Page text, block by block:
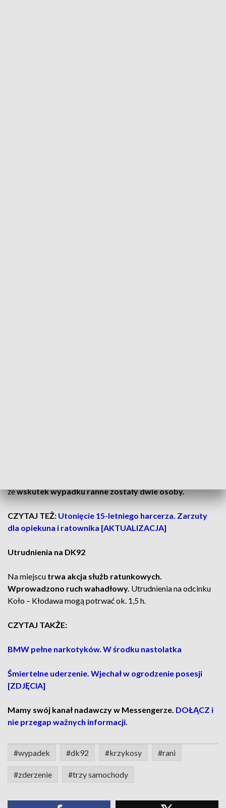
żewskutek wypadku ranne zostały dwie osoby.
CZYTAJ TEŻ: Utonięcie 15-letniego harcerza. Zarzuty
dla opiekuna i ratownika [AKTUALIZACJA]
Utrudnienia na DK92
Na miejscu trwa akcja służb ratunkowych.
Wprowadzono ruch wahadłowy. Utrudnienia na odcinku
Koło – Kłodawa mogą potrwać ok. 1,5 h.
CZYTAJ TAKŻE:
BMW pełne narkotyków. W środku nastolatka
Śmiertelne uderzenie. Wjechał w ogrodzenie posesji
[ZDJĘCIA]
Mamy swój kanał nadawczy w Messengerze. DOŁĄCZ i
nie przegap ważnych informacji.
#wypadek #dk92 #krzykosy #rani
#zderzenie #trzy samochody